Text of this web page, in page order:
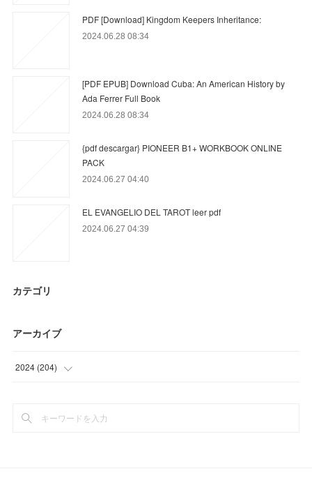
PDF [Download] Kingdom Keepers Inheritance:
2024.06.28 08:34
[PDF EPUB] Download Cuba: An American History by
Ada Ferrer Full Book
2024.06.28 08:34
{pdf descargar} PIONEER B1+ WORKBOOK ONLINE
PACK
2024.06.27 04:40
EL EVANGELIO DEL TAROT leer pdf
2024.06.27 04:39
カテゴリ
アーカイブ
2024 (204)
(